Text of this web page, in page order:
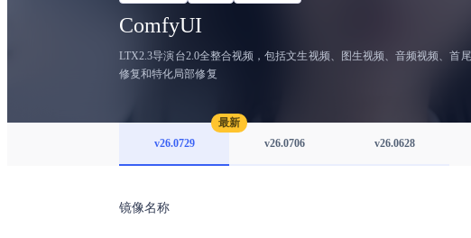
ComfyUI
LTX2.3导演台2.0全整合视频，包括文生视频、图生视频、音频视频、首
修复和特化局部修复
v26.0729
最新
v26.0706
v26.0628
镜像名称